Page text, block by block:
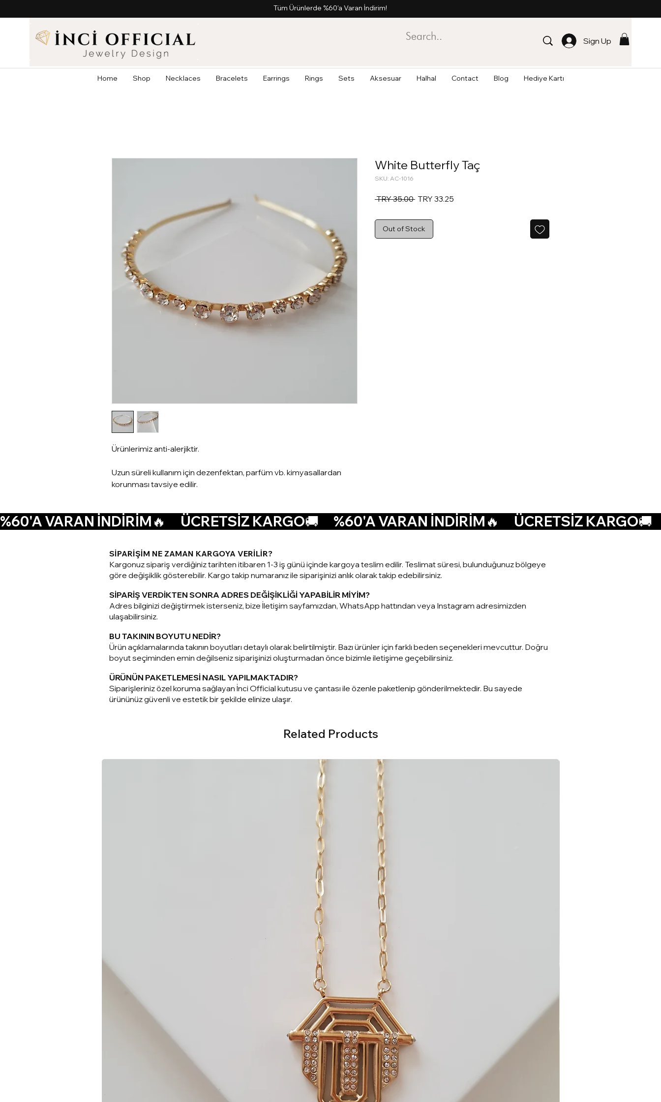
Tüm Ürünlerde %60'a Varan İndirim!
Sign Up
Home Shop Necklaces Bracelets Earrings Rings Sets Aksesuar Halhal Contact Blog Hediye Kartı
Ürünlerimiz anti-alerjiktir.
Uzun süreli kullanım için dezenfektan, parfüm vb. kimyasallardan
korunması tavsiye edilir.
White Butterfly Taç
SKU: AC-1016
TRY 35.00 Regular
TRY 33.25
Out of Stock
%60'A VARAN İNDİRİM🔥      ÜCRETSİZ KARGO🚚
SİPARİŞİM NE ZAMAN KARGOYA VERİLİR?
Kargonuz sipariş verdiğiniz tarihten itibaren 1-3 iş günü içinde kargoya teslim edilir. Teslimat süresi, bulunduğunuz bölgeye
göre değişiklik gösterebilir. Kargo takip numaranız ile siparişinizi anlık olarak takip edebilirsiniz.
SİPARİŞ VERDİKTEN SONRA ADRES DEĞİŞİKLİĞİ YAPABİLİR MİYİM?
Adres bilginizi değiştirmek isterseniz, bize İletişim sayfamızdan, WhatsApp hattından veya Instagram adresimizden
ulaşabilirsiniz.
BU TAKININ BOYUTU NEDİR?
Ürün açıklamalarında takının boyutları detaylı olarak belirtilmiştir. Bazı ürünler için farklı beden seçenekleri mevcuttur. Doğru
boyut seçiminden emin değilseniz siparişinizi oluşturmadan önce bizimle iletişime geçebilirsiniz.
ÜRÜNÜN PAKETLEMESİ NASIL YAPILMAKTADIR?
Siparişleriniz özel koruma sağlayan İnci Official kutusu ve çantası ile özenle paketlenip gönderilmektedir. Bu sayede
ürününüz güvenli ve estetik bir şekilde elinize ulaşır.
Related Products